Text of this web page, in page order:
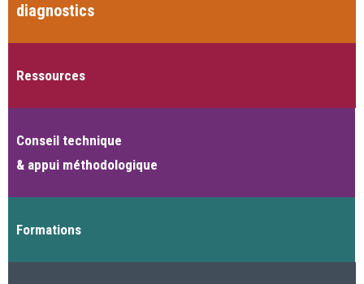
diagnostics
Ressources
Conseil technique
& appui méthodologique
Formations